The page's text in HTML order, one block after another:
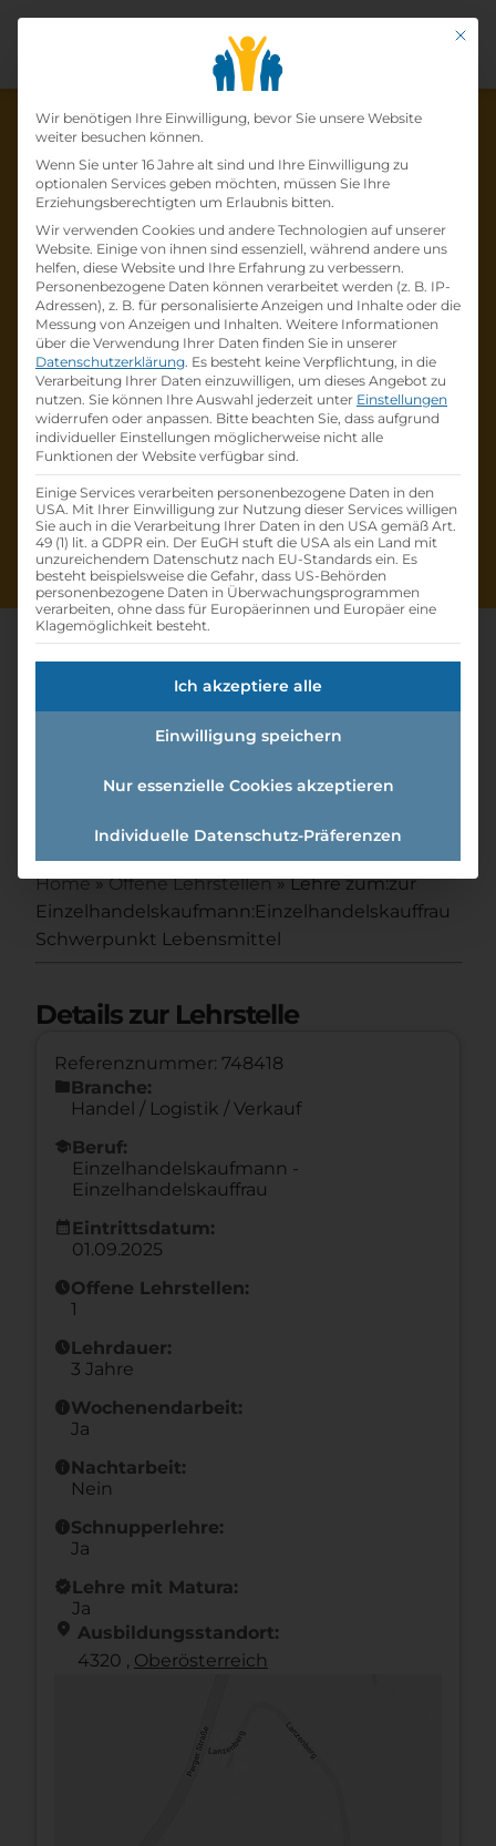
Die Lehrstelle wurde schon
besetzt!
Die LehrstelleLehre zum:zur
Einzelhandelskaufmann:Einzelhandelskauffr
au Schwerpunkt LebensmittelbeiBILLA AG
ist schonbesetzt.
Firmenprofil besuchen
Andere Lehrstelle suchen
Lehre Zum:zur
Einzelhandelskaufmann:einzel
handelskauffrau
Schwerpunkt Lebensmittel
Home»Offene Lehrstellen»Lehre zum:zur
Einzelhandelskaufmann:Einzelhandelskauffrau
Schwerpunkt Lebensmittel
Details zur Lehrstelle
Referenznummer: 748418
folderBranche:
Handel / Logistik / Verkauf
schoolBeruf:
Einzelhandelskaufmann -
Einzelhandelskauffrau
calendar_month Eintrittsdatum:
01.09.2025
scheduleOffene Lehrstellen:
1
scheduleLehrdauer:
3 Jahre
infoWochenendarbeit:
Ja
infoNachtarbeit:
Nein
infoSchnupperlehre:
Ja
new_releasesLehre mit Matura:
Ja
location_on Ausbildungsstandort:
4320 , Ober­österreich
Mit
Datenschutz-
Wir benötigen Ihre Einwilligung, bevor Sie unsere Website
weiter besuchen können.
Wenn Sie unter 16 Jahre alt sind und Ihre Einwilligung zu
optionalen Services geben möchten, müssen Sie Ihre
Erziehungsberechtigten um Erlaubnis bitten.
Wir verwenden Cookies und andere Technologien auf unserer
Website. Einige von ihnen sind essenziell, während andere uns
helfen, diese Website und Ihre Erfahrung zu verbessern.
Personenbezogene Daten können verarbeitet werden (z. B. IP-
Adressen), z. B. für personalisierte Anzeigen und Inhalte oder die
Messung von Anzeigen und Inhalten. Weitere Informationen
über die Verwendung Ihrer Daten finden Sie in unserer
Datenschutzerklärung. Es besteht keine Verpflichtung, in die
Verarbeitung Ihrer Daten einzuwilligen, um dieses Angebot zu
nutzen. Sie können Ihre Auswahl jederzeit unter Einstellungen
widerrufen oder anpassen. Bitte beachten Sie, dass aufgrund
individueller Einstellungen möglicherweise nicht alle
Funktionen der Website verfügbar sind.
Einige Services verarbeiten personenbezogene Daten in den
USA. Mit Ihrer Einwilligung zur Nutzung dieser Services willigen
Sie auch in die Verarbeitung Ihrer Daten in den USA gemäß Art.
49 (1) lit. a GDPR ein. Der EuGH stuft die USA als ein Land mit
unzureichendem Datenschutz nach EU-Standards ein. Es
besteht beispielsweise die Gefahr, dass US-Behörden
personenbezogene Daten in Überwachungsprogrammen
verarbeiten, ohne dass für Europäerinnen und Europäer eine
Klagemöglichkeit besteht.
Ich akzeptiere alle
Einwilligung speichern
Nur essenzielle Cookies akzeptieren
Individuelle Datenschutz-Präferenzen